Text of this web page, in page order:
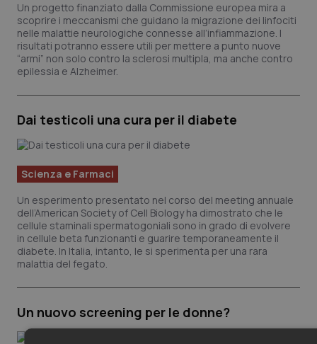
Un progetto finanziato dalla Commissione europea mira a
scoprire i meccanismi che guidano la migrazione dei linfociti
nelle malattie neurologiche connesse all’infiammazione. I
risultati potranno essere utili per mettere a punto nuove
“armi” non solo contro la sclerosi multipla, ma anche contro
epilessia e Alzheimer.
Dai testicoli una cura per il diabete
Scienza e Farmaci
Un esperimento presentato nel corso del meeting annuale
dell’American Society of Cell Biology ha dimostrato che le
cellule staminali spermatogoniali sono in grado di evolvere
in cellule beta funzionanti e guarire temporaneamente il
diabete. In Italia, intanto, le si sperimenta per una rara
malattia del fegato.
Un nuovo screening per le donne?